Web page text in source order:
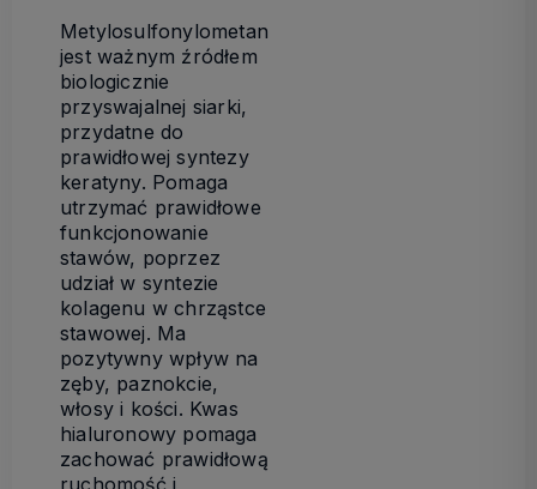
Metylosulfonylometan
jest ważnym źródłem
biologicznie
przyswajalnej siarki,
przydatne do
prawidłowej syntezy
keratyny. Pomaga
utrzymać prawidłowe
funkcjonowanie
stawów, poprzez
udział w syntezie
kolagenu w chrząstce
stawowej. Ma
pozytywny wpływ na
zęby, paznokcie,
włosy i kości. Kwas
hialuronowy pomaga
zachować prawidłową
ruchomość i